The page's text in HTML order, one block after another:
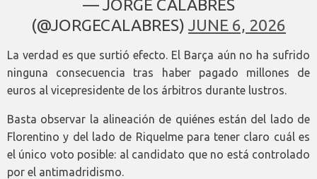
— JORGE CALABRÉS
(@JORGECALABRES) JUNE 6, 2026
La verdad es que surtió efecto. El Barça aún no ha sufrido
ninguna consecuencia tras haber pagado millones de
euros al vicepresidente de los árbitros durante lustros.
Basta observar la alineación de quiénes están del lado de
Florentino y del lado de Riquelme para tener claro cuál es
el único voto posible: al candidato que no está controlado
por el antimadridismo.